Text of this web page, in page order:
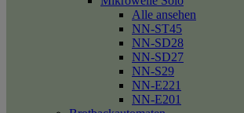
Alle ansehen
NN-ST45
NN-SD28
NN-SD27
NN-S29
NN-E221
NN-E201